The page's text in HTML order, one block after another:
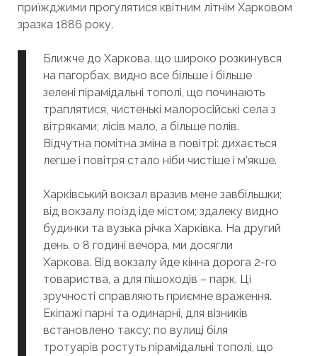
приїжджими прогулятися квітним літнім Харковом
зразка 1886 року.
Ближче до Харкова, що широко розкинувся
на пагорбах, видно все більше і більше
зелені пірамідальні тополі, що починають
траплятися, чистенькі малоросійські села з
вітряками; лісів мало, а більше полів.
Відчутна помітна зміна в повітрі: дихається
легше і повітря стало ніби чистіше і м’якше.
Харківський вокзал вразив мене завбільшки;
від вокзалу поїзд іде містом; здалеку видно
будинки та вузька річка Харківка. На другий
день, о 8 годині вечора, ми досягли
Харкова. Від вокзалу йде кінна дорога 2-го
товариства, а для пішоходів – парк. Ці
зручності справляють приємне враження.
Екіпажі парні та одинарні, для візників
встановлено таксу; по вулиці біля
тротуарів ростуть пірамідальні тополі, що